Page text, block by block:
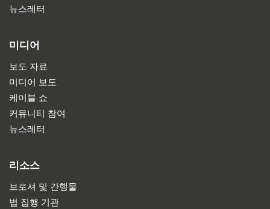
뉴스레터
미디어
보도 자료
미디어 보도
케이블 쇼
커뮤니티 참여
뉴스레터
리소스
브로셔 및 간행물
법 집행 기관